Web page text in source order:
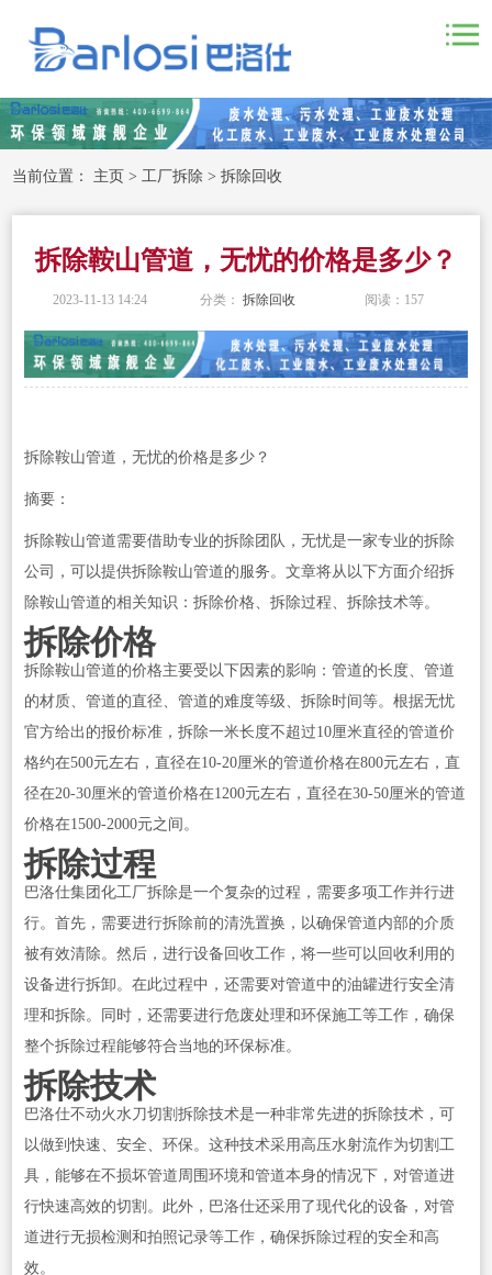
当前位置： 主页 >工厂拆除 >拆除回收
拆除鞍山管道，无忧的价格是多少？
2023-11-13 14:24 分类：拆除回收 阅读： 157
拆除鞍山管道，无忧的价格是多少？
摘要：
拆除鞍山管道需要借助专业的拆除团队，无忧是一家专业的拆除
公司，可以提供拆除鞍山管道的服务。文章将从以下方面介绍拆
除鞍山管道的相关知识：拆除价格、拆除过程、拆除技术等。
拆除价格
拆除鞍山管道的价格主要受以下因素的影响：管道的长度、管道
的材质、管道的直径、管道的难度等级、拆除时间等。根据无忧
官方给出的报价标准，拆除一米长度不超过10厘米直径的管道价
格约在500元左右，直径在10-20厘米的管道价格在800元左右，直
径在20-30厘米的管道价格在1200元左右，直径在30-50厘米的管道
价格在1500-2000元之间。
拆除过程
巴洛仕集团化工厂拆除是一个复杂的过程，需要多项工作并行进
行。首先，需要进行拆除前的清洗置换，以确保管道内部的介质
被有效清除。然后，进行设备回收工作，将一些可以回收利用的
设备进行拆卸。在此过程中，还需要对管道中的油罐进行安全清
理和拆除。同时，还需要进行危废处理和环保施工等工作，确保
整个拆除过程能够符合当地的环保标准。
拆除技术
巴洛仕不动火水刀切割拆除技术是一种非常先进的拆除技术，可
以做到快速、安全、环保。这种技术采用高压水射流作为切割工
具，能够在不损坏管道周围环境和管道本身的情况下，对管道进
行快速高效的切割。此外，巴洛仕还采用了现代化的设备，对管
道进行无损检测和拍照记录等工作，确保拆除过程的安全和高
效。